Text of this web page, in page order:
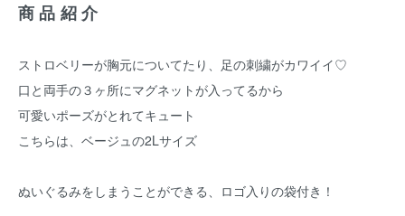
商品紹介
ストロベリーが胸元についてたり、足の刺繍がカワイイ♡
口と両手の３ヶ所にマグネットが入ってるから
可愛いポーズがとれてキュート
こちらは、ベージュの2Lサイズ
ぬいぐるみをしまうことができる、ロゴ入りの袋付き！